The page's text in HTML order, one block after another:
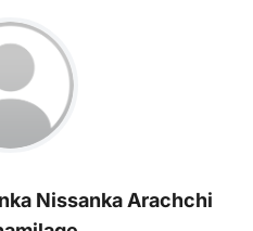
Nissanka Arachchi